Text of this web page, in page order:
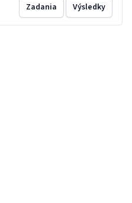
Zadania Výsledky